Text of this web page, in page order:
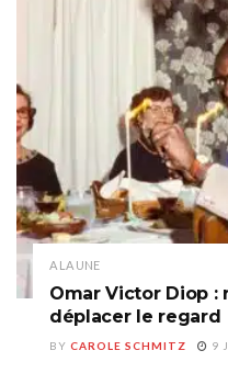
A LA UNE
Omar Victor Diop :
déplacer le regard
BY CAROLE SCHMITZ 9